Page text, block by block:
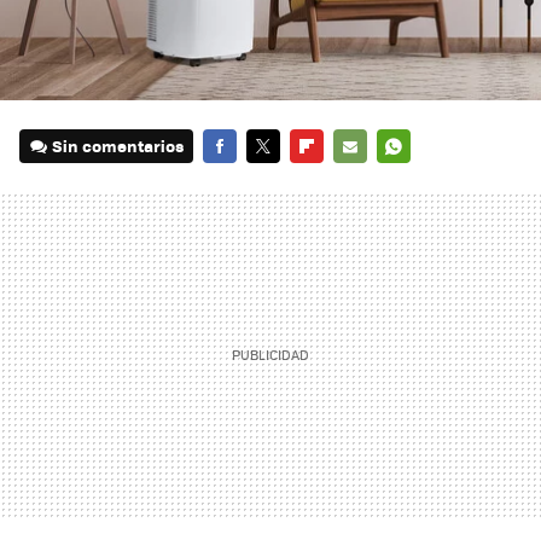
Sin comentarios
MAIL